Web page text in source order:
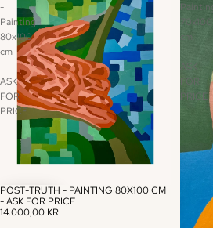
-
Painting
80x100
cm
-
ASK
FOR
PRICE
POST-TRUTH - PAINTING 80X100 CM
- ASK FOR PRICE
14.000,00 KR
70x100
cm
ASK
FOR
PRICE